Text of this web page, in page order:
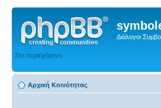
Διάλογοι
Στο περιεχόμενο
Αρχική Κοινότητας